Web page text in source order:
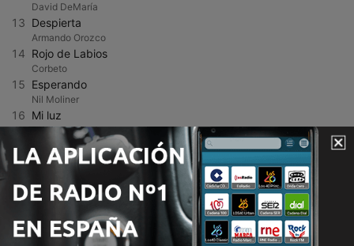
David DeMaría
13 Despierta
Armando Orozco
14 Rojo de Labios
Corbeto
15 Esperando
Nil Moliner
16 Mi luz
Pastora Soler
17 Sonrisa Plateada (feat. Mónica Naranjo)
Complices/Mónica Naranjo
Pablo Delacru
Carin Leon
20 Dime Amiga Dónde Estás